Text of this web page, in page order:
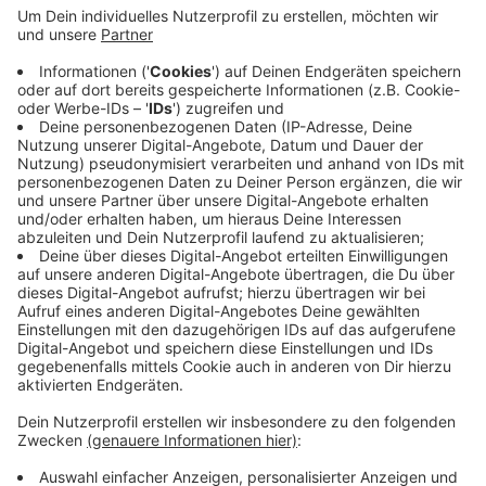
Anzeige
Trainer Marco Rose kann fast auf den kompletten
Kader zurückgreifen. Bis auf Ibrahima Traoré sind alle
Profis mit dabei. Nur Spieler wie Lars Stindl und Breel
Embolo trainieren noch nicht mit. Borussia
Mönchengladbach bleibt eine Woche in Oberbayern.
Neben den üblichen Einheiten zu Fitness und Kondition
stehen auch zwei Testspiele auf dem Programm.
Anzeige
Anzeige